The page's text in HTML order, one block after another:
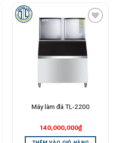
Add to
Wishlist
Máy làm đá TL-2200
140,000,000₫